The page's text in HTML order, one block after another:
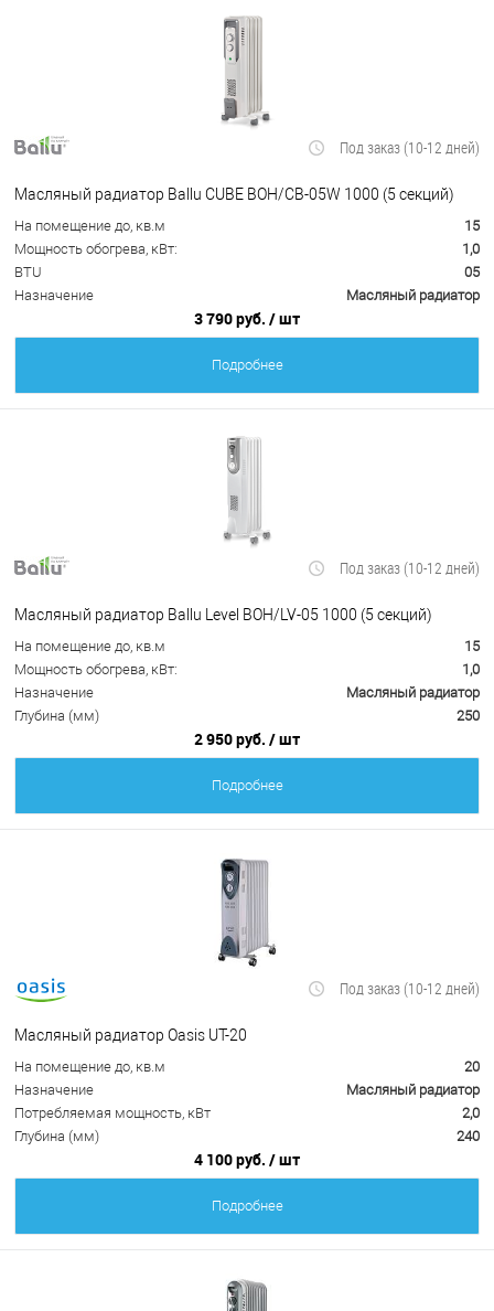
Под заказ (10-12 дней)
Масляный радиатор Ballu CUBE BOH/CB-05W 1000 (5 секций)
На помещение до, кв.м
15
Мощность обогрева, кВт:
1,0
BTU
05
Назначение
Масляный радиатор
3 790 руб. / шт
Подробнее
Под заказ (10-12 дней)
Масляный радиатор Ballu Level BOH/LV-05 1000 (5 секций)
На помещение до, кв.м
15
Мощность обогрева, кВт:
1,0
Назначение
Масляный радиатор
Глубина (мм)
250
2 950 руб. / шт
Подробнее
Под заказ (10-12 дней)
Масляный радиатор Oasis UT-20
На помещение до, кв.м
20
Назначение
Масляный радиатор
Потребляемая мощность, кВт
2,0
Глубина (мм)
240
4 100 руб. / шт
Подробнее